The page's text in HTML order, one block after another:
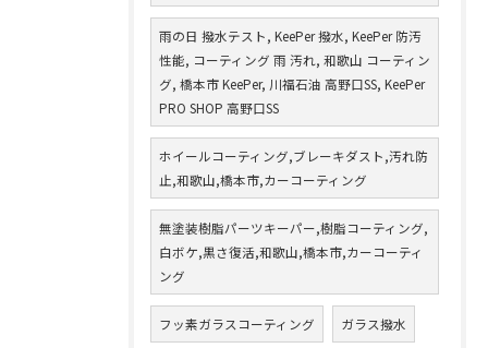
雨の日 撥水テスト, KeePer 撥水, KeePer 防汚
性能, コーティング 雨 汚れ, 和歌山 コーティン
グ, 橋本市 KeePer, 川福石油 高野口SS, KeePer
PRO SHOP 高野口SS
ホイールコーティング,ブレーキダスト,汚れ防
止,和歌山,橋本市,カーコーティング
無塗装樹脂パーツキーパー,樹脂コーティング,
白ボケ,黒さ復活,和歌山,橋本市,カーコーティ
ング
フッ素ガラスコーティング ガラス撥水